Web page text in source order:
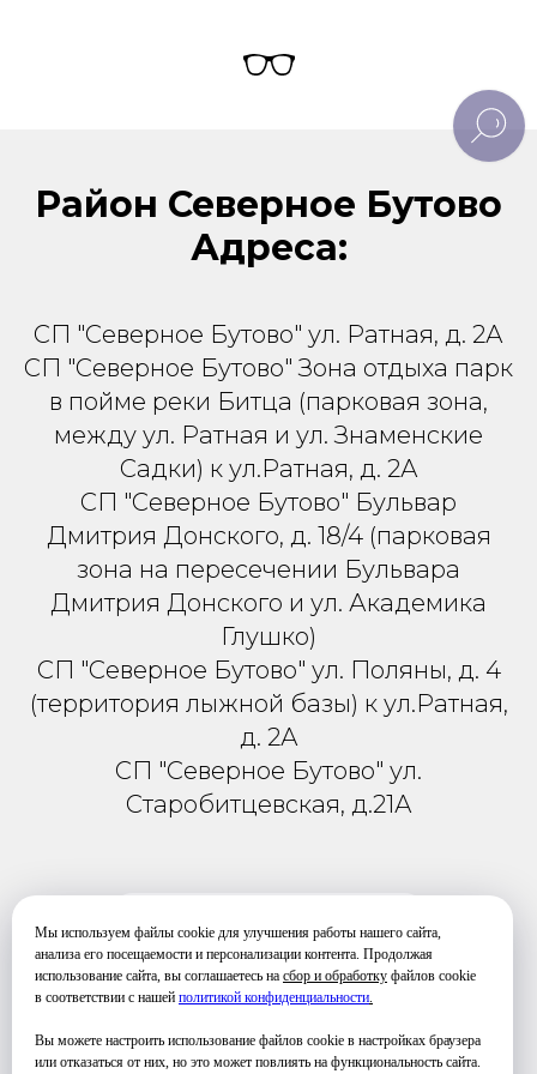
Мы используем файлы cookie для улучшения работы нашего сайта,
анализа его посещаемости и персонализации контента. Продолжая
использование сайта, вы соглашаетесь на сбор и обработку файлов cookie
в соответствии с нашей политикой конфиденциальности.
Вы можете настроить использование файлов cookie в настройках браузера
или отказаться от них, но это может повлиять на функциональность сайта.
Район Северное Бутово
Адреса:
СП "Северное Бутово" ул. Ратная, д. 2А
СП "Северное Бутово" Зона отдыха парк
в пойме реки Битца (парковая зона,
между ул. Ратная и ул. Знаменские
Садки) к ул.Ратная, д. 2А
СП "Северное Бутово" Бульвар
Дмитрия Донского, д. 18/4 (парковая
зона на пересечении Бульвара
Дмитрия Донского и ул. Академика
Глушко)
СП "Северное Бутово" ул. Поляны, д. 4
(территория лыжной базы) к ул.Ратная,
д. 2А
СП "Северное Бутово" ул.
Старобитцевская, д.21А
РАСПИСАНИЕ
Телефон для связи и уточнения